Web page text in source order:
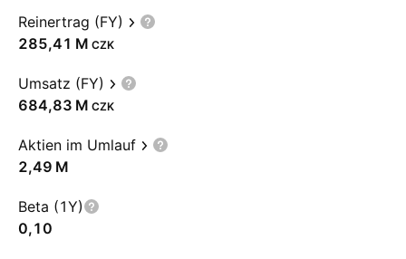
Reinertrag (FY)
‪285,41 M‬ CZK
Umsatz (FY)
‪684,83 M‬ CZK
Aktien im Umlauf
‪2,49 M‬
Beta (1Y)
0,10